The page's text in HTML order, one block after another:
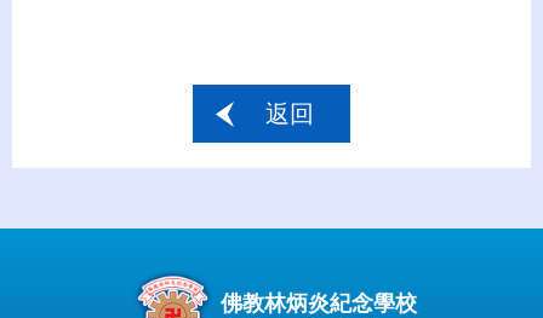
返回
佛教林炳炎紀念學校